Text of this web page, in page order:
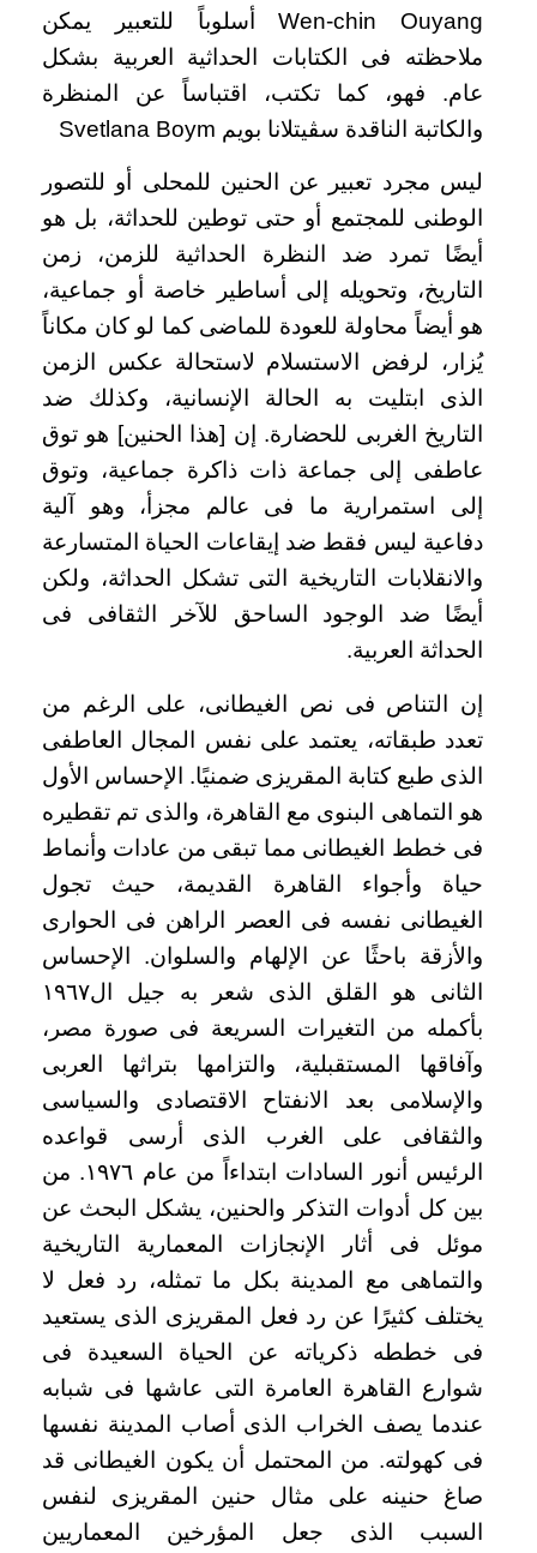
Wen-chin Ouyang أسلوباً للتعبير يمكن
ملاحظته فى الكتابات الحداثية العربية بشكل
عام. فهو، كما تكتب، اقتباساً عن المنظرة
والكاتبة الناقدة سڤيتلانا بويم Svetlana Boym
ليس مجرد تعبير عن الحنين للمحلى أو للتصور
الوطنى للمجتمع أو حتى توطين للحداثة، بل هو
أيضًا تمرد ضد النظرة الحداثية للزمن، زمن
التاريخ، وتحويله إلى أساطير خاصة أو جماعية،
هو أيضاً محاولة للعودة للماضى كما لو كان مكاناً
يُزار، لرفض الاستسلام لاستحالة عكس الزمن
الذى ابتليت به الحالة الإنسانية، وكذلك ضد
التاريخ الغربى للحضارة. إن [هذا الحنين] هو توق
عاطفى إلى جماعة ذات ذاكرة جماعية، وتوق
إلى استمرارية ما فى عالم مجزأ، وهو آلية
دفاعية ليس فقط ضد إيقاعات الحياة المتسارعة
والانقلابات التاريخية التى تشكل الحداثة، ولكن
أيضًا ضد الوجود الساحق للآخر الثقافى فى
الحداثة العربية.
إن التناص فى نص الغيطانى، على الرغم من
تعدد طبقاته، يعتمد على نفس المجال العاطفى
الذى طبع كتابة المقريزى ضمنيًا. الإحساس الأول
هو التماهى البنوى مع القاهرة، والذى تم تقطيره
فى خطط الغيطانى مما تبقى من عادات وأنماط
حياة وأجواء القاهرة القديمة، حيث تجول
الغيطانى نفسه فى العصر الراهن فى الحوارى
والأزقة باحثًا عن الإلهام والسلوان. الإحساس
الثانى هو القلق الذى شعر به جيل ال١٩٦٧
بأكمله من التغيرات السريعة فى صورة مصر،
وآفاقها المستقبلية، والتزامها بتراثها العربى
والإسلامى بعد الانفتاح الاقتصادى والسياسى
والثقافى على الغرب الذى أرسى قواعده
الرئيس أنور السادات ابتداءاً من عام ١٩٧٦. من
بين كل أدوات التذكر والحنين، يشكل البحث عن
موئل فى أثار الإنجازات المعمارية التاريخية
والتماهى مع المدينة بكل ما تمثله، رد فعل لا
يختلف كثيرًا عن رد فعل المقريزى الذى يستعيد
فى خططه ذكرياته عن الحياة السعيدة فى
شوارع القاهرة العامرة التى عاشها فى شبابه
عندما يصف الخراب الذى أصاب المدينة نفسها
فى كهولته. من المحتمل أن يكون الغيطانى قد
صاغ حنينه على مثال حنين المقريزى لنفس
السبب الذى جعل المؤرخين المعماريين